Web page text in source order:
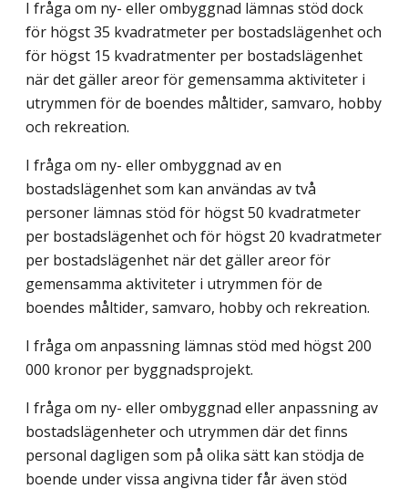
I fråga om ny- eller ombyggnad lämnas stöd dock
för högst 35 kvadratmeter per bostadslägenhet och
för högst 15 kvadratmenter per bostadslägenhet
när det gäller areor för gemensamma aktiviteter i
utrymmen för de boendes måltider, samvaro, hobby
och rekreation.
I fråga om ny- eller ombyggnad av en
bostadslägenhet som kan användas av två
personer lämnas stöd för högst 50 kvadratmeter
per bostadslägenhet och för högst 20 kvadratmeter
per bostadslägenhet när det gäller areor för
gemensamma aktiviteter i utrymmen för de
boendes måltider, samvaro, hobby och rekreation.
I fråga om anpassning lämnas stöd med högst 200
000 kronor per byggnadsprojekt.
I fråga om ny- eller ombyggnad eller anpassning av
bostadslägenheter och utrymmen där det finns
personal dagligen som på olika sätt kan stödja de
boende under vissa angivna tider får även stöd